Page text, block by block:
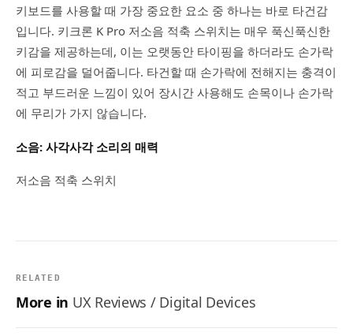
키보드를 사용할 때 가장 중요한 요소 중 하나는 바로 타건감
입니다. 키크론 K Pro 저소음 적축 스위치는 매우 푹신푹신한
키감을 제공하는데, 이는 오랫동안 타이핑을 하더라도 손가락
에 피로감을 덜어줍니다. 타건할 때 손가락에 전해지는 충격이
적고 부드러운 느낌이 있어 장시간 사용해도 손목이나 손가락
에 무리가 가지 않습니다.
소음: 사각사각 소리의 매력
저소음 적축 스위치
RELATED
More in UX Reviews / Digital Devices